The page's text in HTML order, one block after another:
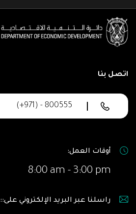
اتصل بنا
(+971) - 800555
أوقات العمل:
8:00 am - 3:00 pm
راسلنا عبر البريد الإلكتروني على::